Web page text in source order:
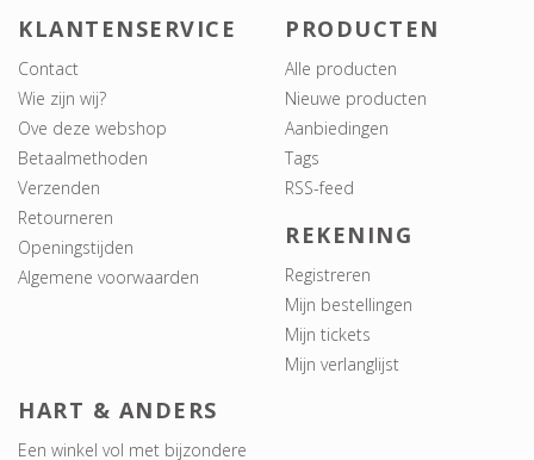
KLANTENSERVICE
Contact
Wie zijn wij?
Ove deze webshop
Betaalmethoden
Verzenden
Retourneren
Openingstijden
Algemene voorwaarden
PRODUCTEN
Alle producten
Nieuwe producten
Aanbiedingen
Tags
RSS-feed
REKENING
Registreren
Mijn bestellingen
Mijn tickets
Mijn verlanglijst
HART & ANDERS
Een winkel vol met bijzondere